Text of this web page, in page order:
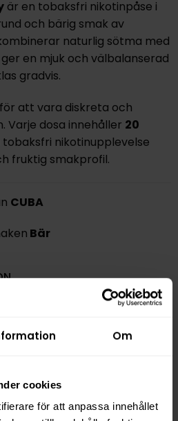
Om
cookies
för att anpassa innehållet
är en tobaksfri nikotinpåse i
och bärig smak av
naturlig sötma med
en mjuk och välbalanserad
gradvis.
att vara diskreta och
Varje dosa innehåller 20
nikotinupplevelse
fruktig smakprofil.
CUBA
Bär
16,0 mg/g
10,4 mg